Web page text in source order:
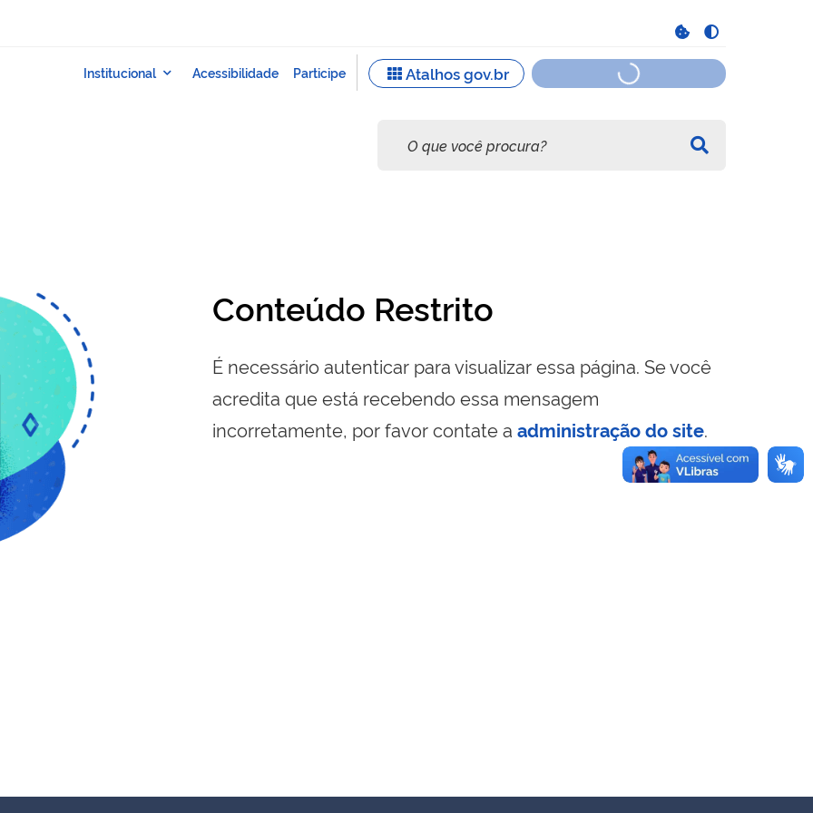
Conteúdo Restrito
É necessário autenticar para visualizar essa página. Se você
acredita que está recebendo essa mensagem
incorretamente, por favor contate a administração do site.